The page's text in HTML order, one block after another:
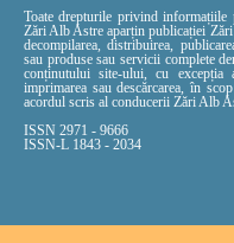
Toate drepturile privind informațiile
Zări Alb Astre aparțin publicației
decompilarea, distribuirea,
sau produse sau servicii complete
conținutului site-ului, cu
imprimarea sau descărcarea, în
acordul scris al conducerii Zări Alb
ISSN 2971 - 9666
ISSN-L 1843 - 2034